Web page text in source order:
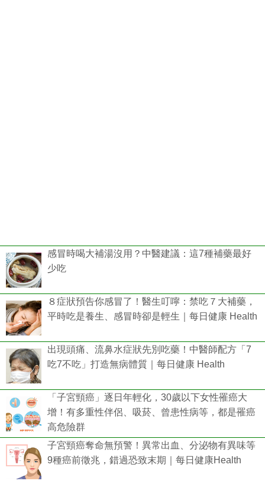
感冒時喝大補湯沒用？中醫建議：這7種補藥最好
少吃
８症狀預告你感冒了！醫生叮嚀：禁吃７大補藥，
平時吃是養生、感冒時卻是輕生｜每日健康 Health
出現頭痛、流鼻水症狀先別吃藥！中醫師配方「7
吃7不吃」打造無病體質｜每日健康 Health
「子宮頸癌」逐日年輕化，30歲以下女性罹癌大
增！有多重性伴侶、吸菸、曾患性病等，都是罹癌
高危險群
子宮頸癌奪命無預警！異常出血、分泌物有異味等
9種癌前徵兆，錯過恐致末期｜每日健康Health